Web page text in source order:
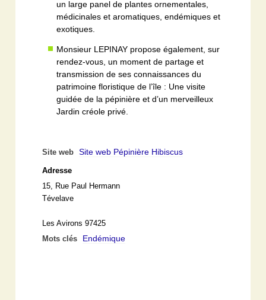
un large panel de plantes ornementales,
médicinales et aromatiques, endémiques et
exotiques.
Monsieur LEPINAY propose également, sur
rendez-vous, un moment de partage et
transmission de ses connaissances du
patrimoine floristique de l’île : Une visite
guidée de la pépinière et d’un merveilleux
Jardin créole privé.
Site web Site web Pépinière Hibiscus
Adresse
15, Rue Paul Hermann
Tévelave
Les Avirons 97425
Mots clés
Endémique